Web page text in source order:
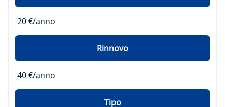
20 €/anno
Rinnovo
40 €/anno
Tipo